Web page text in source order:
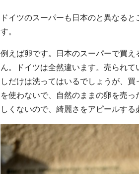
ドイツのスーパーも日本のと異なる
す。
例えば卵です。日本のスーパーで買
ん。ドイツは全然違います。売られ
しだけは洗ってはいるでしょうが、
を使わないで、自然のままの卵を売
しくないので、綺麗さをアピールする